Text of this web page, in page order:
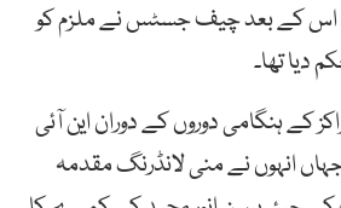
اس کے بعد چیف جسٹس نے ملزم کو
دیا تھا۔
ہنگامی دوروں کے دوران این آئی
انہوں نے منی لانڈرنگ مقدمہ